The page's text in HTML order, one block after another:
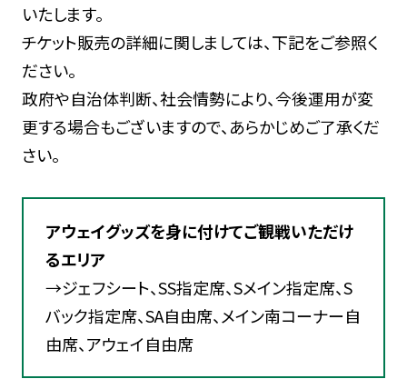
いたします。
チケット販売の詳細に関しましては、下記をご参照く
ださい。
政府や自治体判断、社会情勢により、今後運用が変
更する場合もございますので、あらかじめご了承くだ
さい。
アウェイグッズを身に付けてご観戦いただけ
るエリア
→ジェフシート、SS指定席、Sメイン指定席、S
バック指定席、SA自由席、メイン南コーナー自
由席、アウェイ自由席